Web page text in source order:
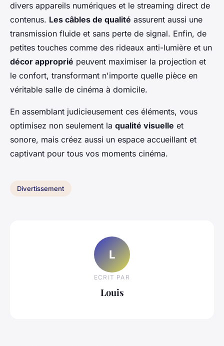
divers appareils numériques et le streaming direct de
contenus. Les câbles de qualité assurent aussi une
transmission fluide et sans perte de signal. Enfin, de
petites touches comme des rideaux anti-lumière et un
décor approprié peuvent maximiser la projection et
le confort, transformant n'importe quelle pièce en
véritable salle de cinéma à domicile.
En assemblant judicieusement ces éléments, vous
optimisez non seulement la qualité visuelle et
sonore, mais créez aussi un espace accueillant et
captivant pour tous vos moments cinéma.
Divertissement
L
ECRIT PAR
Louis